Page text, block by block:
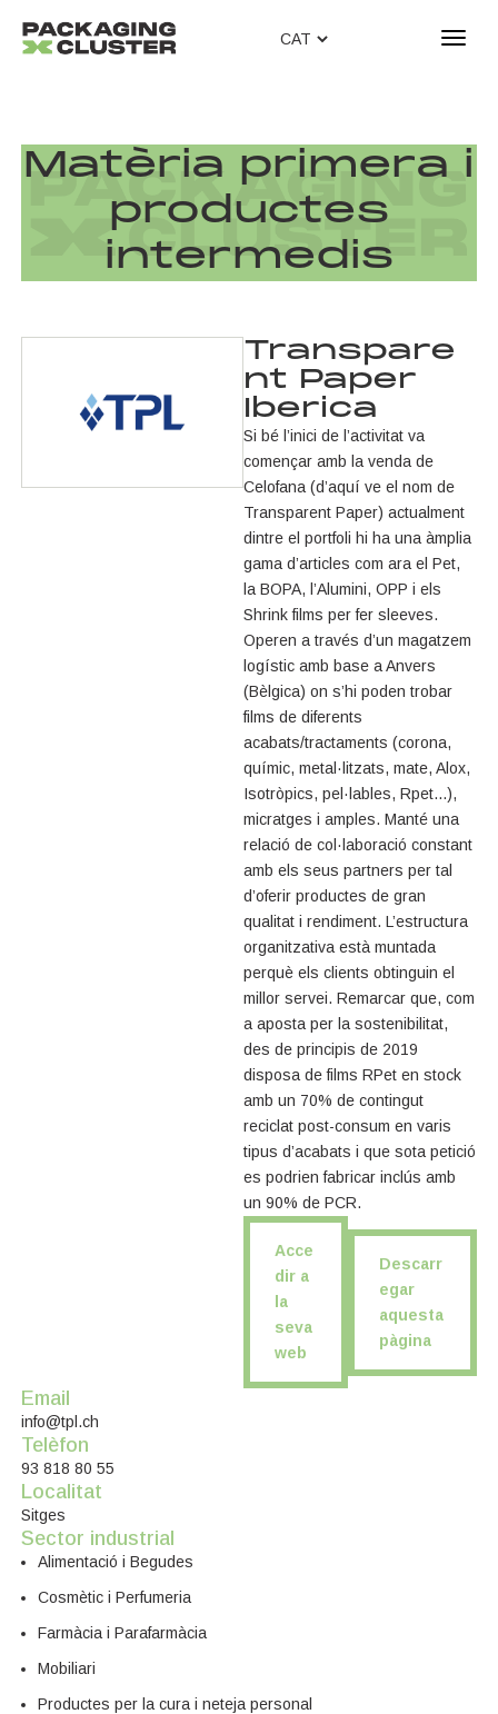
T
g
i
Matèria primera i
productes
intermedis
Transpare
nt Paper
Iberica
Si bé l’inici de l’activitat va
començar amb la venda de
Celofana (d’aquí ve el nom de
Transparent Paper) actualment
dintre el portfoli hi ha una àmplia
gama d’articles com ara el Pet,
la BOPA, l’Alumini, OPP i els
Shrink films per fer sleeves.
Operen a través d’un magatzem
logístic amb base a Anvers
(Bèlgica) on s’hi poden trobar
films de diferents
acabats/tractaments (corona,
químic, metal·litzats, mate, Alox,
Isotròpics, pel·lables, Rpet...),
micratges i amples. Manté una
relació de col·laboració constant
amb els seus partners per tal
d’oferir productes de gran
qualitat i rendiment. L’estructura
organitzativa està muntada
perquè els clients obtinguin el
millor servei. Remarcar que, com
a aposta per la sostenibilitat,
des de principis de 2019
disposa de films RPet en stock
amb un 70% de contingut
reciclat post-consum en varis
tipus d’acabats i que sota petició
es podrien fabricar inclús amb
un 90% de PCR.
Acce
dir a
la
seva
web
Descarr
egar
aquesta
pàgina
Email
info@tpl.ch
Telèfon
93 818 80 55
Localitat
Sitges
Sector industrial
Alimentació i Begudes
Cosmètic i Perfumeria
Farmàcia i Parafarmàcia
Mobiliari
Productes per la cura i neteja personal